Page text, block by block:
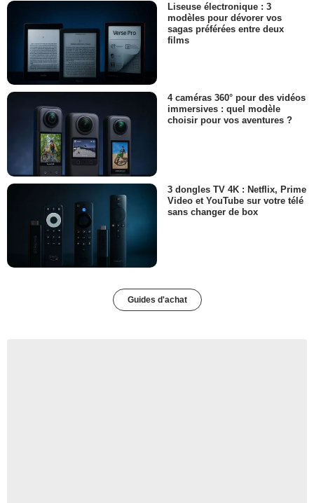
Liseuse électronique : 3
modèles pour dévorer vos
sagas préférées entre deux
films
4 caméras 360° pour des vidéos
immersives : quel modèle
choisir pour vos aventures ?
3 dongles TV 4K : Netflix, Prime
Video et YouTube sur votre télé
sans changer de box
Guides d'achat